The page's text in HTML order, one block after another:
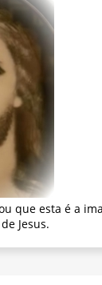
que esta é a
Jesus.